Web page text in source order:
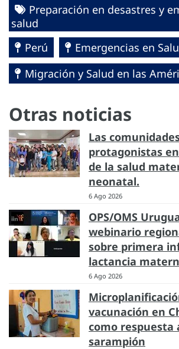
Preparación en desastres y
salud
Perú
Emergencias en
Migración y Salud en las
Otras noticias
Las
protagonistas
de la salud
neonatal.
6 Ago 2026
OPS/OMS
webinario
sobre primera
lactancia
6 Ago 2026
vacunación en
como respuesta
sarampión